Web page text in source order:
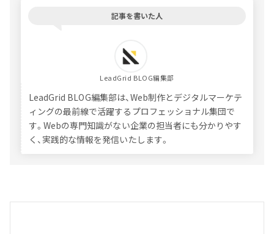
記事を書いた人
LeadGrid BLOG編集部
LeadGrid BLOG編集部は、Web制作とデジタルマーケテ
ィングの最前線で活躍するプロフェッショナル集団で
す。Webの専門知識がない企業の担当者にも分かりやす
く、実践的な情報を発信いたします。